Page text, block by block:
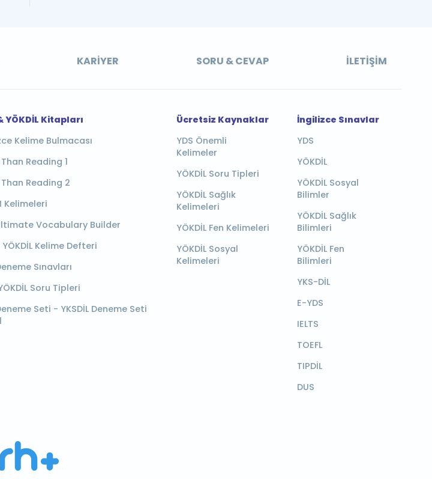
KARIYER SORU & CEVAP İLETIŞIM
YÖKDİL Kitapları
Kelime Bulmacası
Reading 1
Reading 2
Kelimeleri
Vocabulary Builder
YÖKDİL Kelime Defteri
Sınavları
Soru Tipleri
Seti - YKSDİL Deneme Seti
Ücretsiz Kaynaklar
YDS Önemli
Kelimeler
YÖKDİL Soru Tipleri
YÖKDİL Sağlık
Kelimeleri
YÖKDİL Fen Kelimeleri
YÖKDİL Sosyal
Kelimeleri
İngilizce Sınavlar
YDS
YÖKDİL
YÖKDİL Sosyal
Bilimler
YÖKDİL Sağlık
Bilimleri
YÖKDİL Fen
Bilimleri
YKS-DİL
E-YDS
IELTS
TOEFL
TIPDİL
DUS